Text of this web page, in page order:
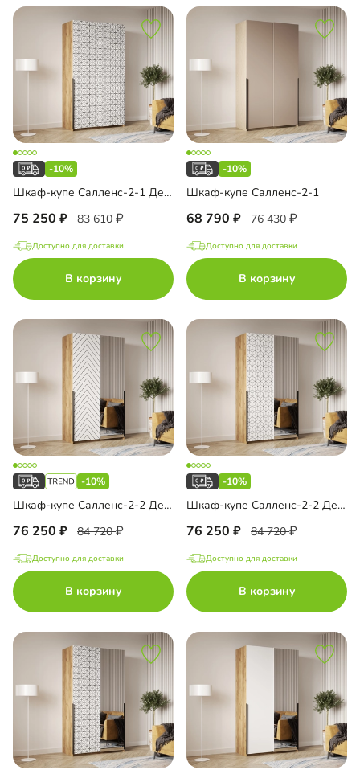
Top Line
двери
-10%
Шкаф-купе Салленс-2-1 Декор 3
75 250 83 610
Доступно для доставки
В корзину
-10%
Шкаф-купе Салленс-2-1
68 790 76 430
Доступно для доставки
В корзину
-10%
Шкаф-купе Салленс-2-2 Декор 1
76 250 84 720
Доступно для доставки
В корзину
-10%
Шкаф-купе Салленс-2-2 Декор 2
76 250 84 720
Доступно для доставки
В корзину